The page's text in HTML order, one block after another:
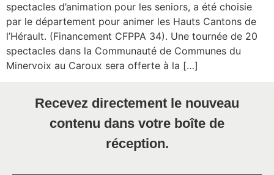
spectacles d’animation pour les seniors, a été choisie
par le département pour animer les Hauts Cantons de
l’Hérault. (Financement CFPPA 34). Une tournée de 20
spectacles dans la Communauté de Communes du
Minervoix au Caroux sera offerte à la […]
Recevez directement le nouveau
contenu dans votre boîte de
réception.